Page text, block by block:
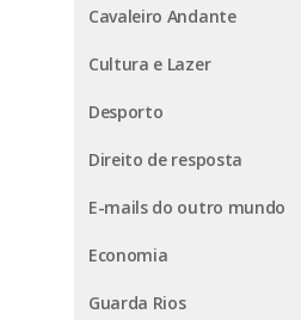
Cavaleiro Andante
Cultura e Lazer
Desporto
Direito de resposta
E-mails do outro mundo
Economia
Guarda Rios